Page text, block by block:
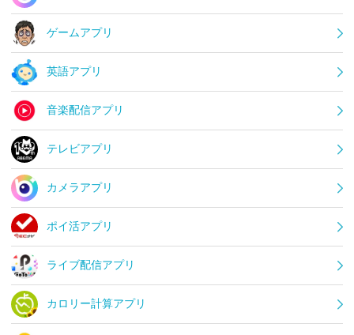
ゲームアプリ
英語アプリ
音楽配信アプリ
テレビアプリ
カメラアプリ
ポイ活アプリ
ライブ配信アプリ
カロリー計算アプリ